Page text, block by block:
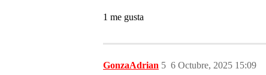
1 me gusta
GonzaAdrian 6 Octubre, 2025 15:09
5